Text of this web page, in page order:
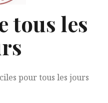
tous les
pour tous les jours